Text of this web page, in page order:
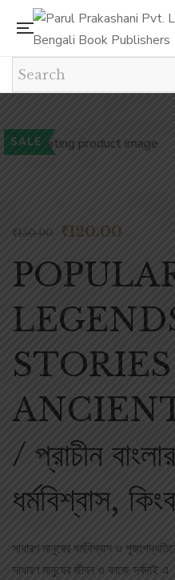
SALE
₹150.00 ₹120.00
/ প্রাচীন
ধর্মবিশ্বাস,
সাধারণ মানুষের ধর্মবিশ্বাস ও
সাধারণ মানুষের জীবন ও কাজে সর্বদাই